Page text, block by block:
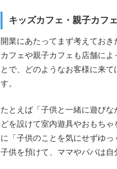
キッズカフェ・親子カフ
開業にあたってまず考えてお
カフェや親子カフェも店舗に
とで、どのようなお客様に来
す。
たとえば「子供と一緒に遊び
どを設けて室内遊具やおもち
に「子供のことを気にせずゆ
子供を預けて、ママやパパは自